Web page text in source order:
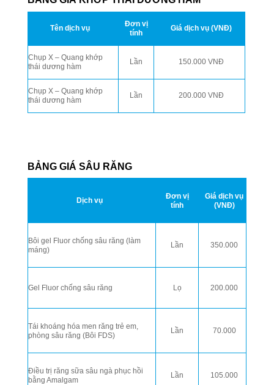
Tên dịch vụ
Đơn vị
tính
Giá dịch vụ (VNĐ)
Chụp X – Quang khớp
thái dương hàm
Lần 150.000 VNĐ
Chụp X – Quang khớp
thái dương hàm
Lần 200.000 VNĐ
BẢNG GIÁ SÂU RĂNG
Dịch vụ
Đơn vị
tính
Giá dịch vụ
(VNĐ)
Bôi gel Fluor chống sâu răng (làm
máng)
Lần 350.000
Gel Fluor chống sâu răng Lọ 200.000
Tái khoáng hóa men răng trẻ em,
phòng sâu răng (Bôi FDS)
Lần 70.000
Điều trị răng sữa sâu ngà phục hồi
bằng Amalgam
Lần 105.000